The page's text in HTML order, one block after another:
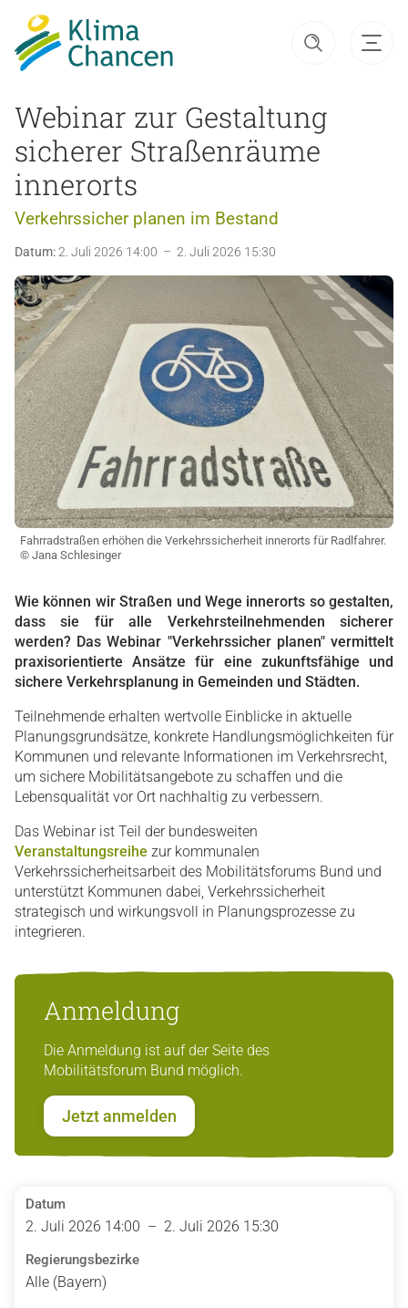
Webinar zur Gestaltung
sicherer Straßenräume
innerorts
Verkehrssicher planen im Bestand
Datum:2. Juli 2026 14:00 – 2. Juli 2026 15:30
Fahrradstraßen erhöhen die Verkehrssicherheit innerorts für Radlfahrer.
© Jana Schlesinger
Wie können wir Straßen und Wege innerorts so gestalten,
dass sie für alle Verkehrsteilnehmenden sicherer
werden? Das Webinar "Verkehrssicher planen" vermittelt
praxisorientierte Ansätze für eine zukunftsfähige und
sichere Verkehrsplanung in Gemeinden und Städten.
Teilnehmende erhalten wertvolle Einblicke in aktuelle
Planungsgrundsätze, konkrete Handlungsmöglichkeiten für
Kommunen und relevante Informationen im Verkehrsrecht,
um sichere Mobilitätsangebote zu schaffen und die
Lebensqualität vor Ort nachhaltig zu verbessern.
Das Webinar ist Teil der bundesweiten
Veranstaltungsreihe zur kommunalen
Verkehrssicherheitsarbeit des Mobilitätsforums Bund und
unterstützt Kommunen dabei, Verkehrssicherheit
strategisch und wirkungsvoll in Planungsprozesse zu
integrieren.
Anmeldung
Die Anmeldung ist auf der Seite des
Mobilitätsforum Bund möglich.
Jetzt anmelden
Datum
2. Juli 2026 14:00 – 2. Juli 2026 15:30
Regierungsbezirke
Alle (Bayern)